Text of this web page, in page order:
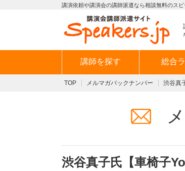
講演依頼や講演会の講師派遣なら相談無料のス
講師を探す 総合
TOP メルマガバックナンバー 渋谷真
渋谷真子氏【車椅子